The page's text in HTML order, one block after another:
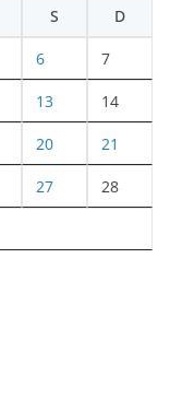
S D
6 7
13 14
20 21
27 28